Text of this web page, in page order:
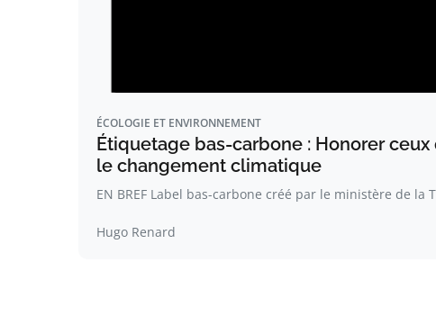
ÉCOLOGIE ET ENVIRONNEMENT
Étiquetage bas-carbone : Honorer
le changement climatique
EN BREF Label bas-carbone créé par le ministère de la
Hugo Renard